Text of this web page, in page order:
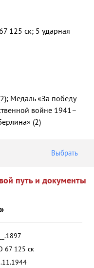
125 ск; 5 ударная
Медаль «За победу
войне 1941–
(2)
Выбрать
путь и документы
67 125 ск